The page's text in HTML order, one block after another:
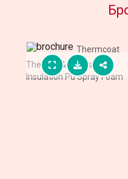
Thermcoat
Thermal & Acoustic
Insulation Pu Spray Foam